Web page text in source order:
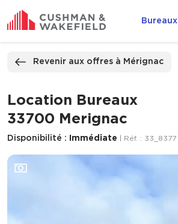
Bureaux
Revenir aux offres à Mérignac
Location Bureaux
33700 Merignac
Disponibilité : Immédiate | Réf. : 33_8377